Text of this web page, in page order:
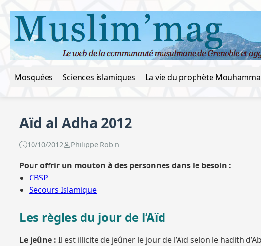
Mosquées Sciences islamiques
Aïd al Adha 2012
10/10/2012 Philippe Robin
Pour offrir un mouton à des personnes dans le besoin :
CBSP
Secours Islamique
Les règles du jour de l’Aïd
Le jeûne : Il est illicite de jeûner le jour de l’Aïd selon le hadith